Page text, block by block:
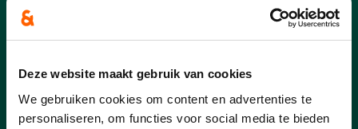
Deze website maakt gebruik van cookies
We gebruiken cookies om content en advertenties te
personaliseren, om functies voor social media te bieden